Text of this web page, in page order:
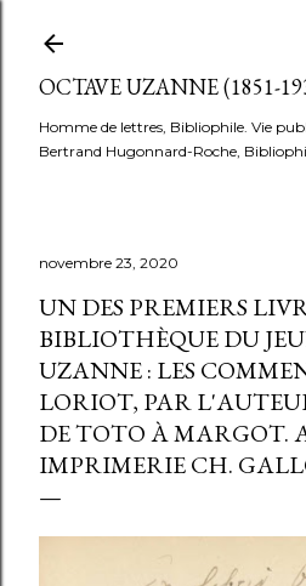
OCTAVE UZANNE (1851-
Homme de lettres, Bibliophile. Vie
Bertrand Hugonnard-Roche,
novembre 23, 2020
UN DES PREMIERS
BIBLIOTHÈQUE DU
UZANNE : LES
LORIOT, PAR
DE TOTO À MARGOT.
IMPRIMERIE CH.